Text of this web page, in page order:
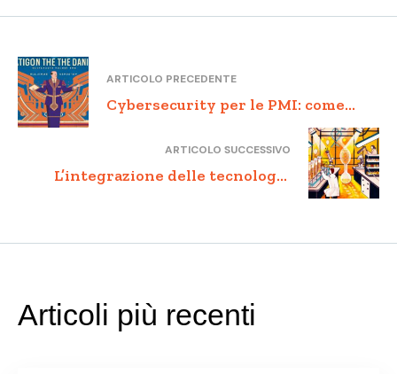
ARTICOLO PRECEDENTE
Cybersecurity per le PMI: come
gestire i rischi informatici e
proteggere la tua attività
ARTICOLO SUCCESSIVO
L’integrazione delle tecnologie
Articoli più recenti